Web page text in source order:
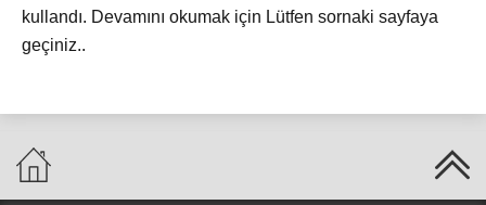
kullandı. Devamını okumak için Lütfen sornaki sayfaya
geçiniz..